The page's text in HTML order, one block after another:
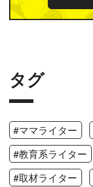
タグ
#ママライター
#教育系ライター
#取材ライター